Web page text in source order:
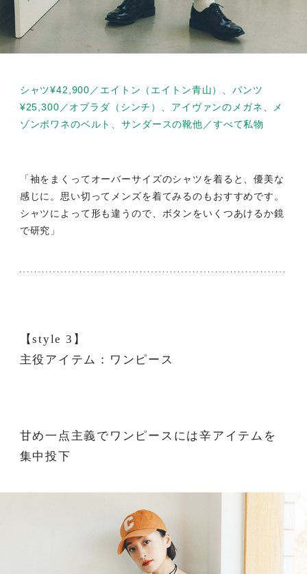
シャツ¥42,900／エイトン（エイトン青山）、パンツ
¥25,300／オブラダ（シンチ）、アイヴァンのメガネ、メ
ゾンボワネのベルト、サンダースの靴他／すべて私物
「袖をまくってオーバーサイズのシャツを着ると、優美な
感じに。思い切ってメンズを着てみるのもおすすめです。
シャツによって形も違うので、ボタンをいくつあけるか鏡
で研究」
【style 3】
主役アイテム：ワンピース
甘め一点主義でワンピースには辛アイテムを
集中投下